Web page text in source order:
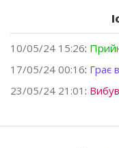
10/05/24 15:26:
17/05/24 00:16: Грає
23/05/24 21:01 :